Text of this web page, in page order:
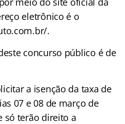
eletrônico é o
.
concurso público é de
a isenção da taxa de
07 e 08 de março de
só terão direito a